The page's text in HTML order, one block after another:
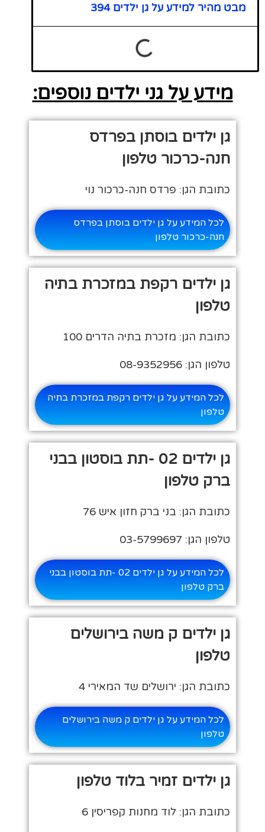
מבט מהיר למידע על גן ילדים 394
מידע על גני ילדים נוספים:
גן ילדים בוסתן בפרדס
חנה-כרכור טלפון
כתובת הגן: פרדס חנה-כרכור נוי
לכל המידע על גן ילדים בוסתן בפרדס
חנה-כרכור טלפון
גן ילדים רקפת במזכרת בתיה
טלפון
כתובת הגן: מזכרת בתיה הדרים 100
טלפון הגן: 08-9352956
לכל המידע על גן ילדים רקפת במזכרת בתיה
טלפון
גן ילדים 02 -תת בוסטון בבני
ברק טלפון
כתובת הגן: בני ברק חזון איש 76
טלפון הגן: 03-5799697
לכל המידע על גן ילדים 02 -תת בוסטון בבני
ברק טלפון
גן ילדים ק משה בירושלים
טלפון
כתובת הגן: ירושלים שד המאירי 4
לכל המידע על גן ילדים ק משה בירושלים
טלפון
גן ילדים זמיר בלוד טלפון
כתובת הגן: לוד מחנות קפריסין 6